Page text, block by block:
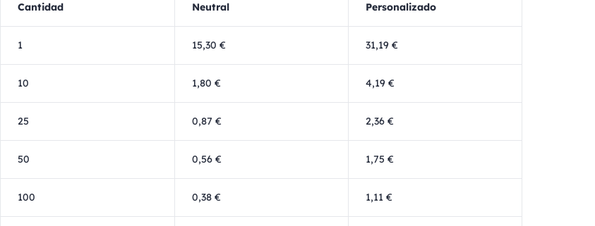
Cantidad Neutral Personalizado
1 15,30 € 31,19 €
10 1,80 € 4,19 €
25 0,87 € 2,36 €
50 0,56 € 1,75 €
100 0,38 € 1,11 €